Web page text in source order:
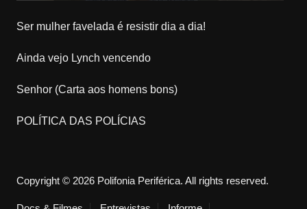
Ser mulher favelada é resistir dia a dia!
Ainda vejo Lynch vencendo
Senhor (Carta aos homens bons)
POLÍTICA DAS POLÍCIAS
Copyright © 2026 Polifonia Periférica. All rights reserved.